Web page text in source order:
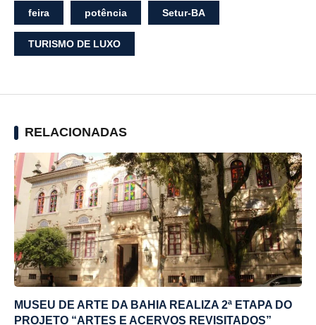
feira potência Setur-BA
TURISMO DE LUXO
RELACIONADAS
MUSEU DE ARTE DA BAHIA REALIZA 2ª ETAPA DO
PROJETO “ARTES E ACERVOS REVISITADOS”